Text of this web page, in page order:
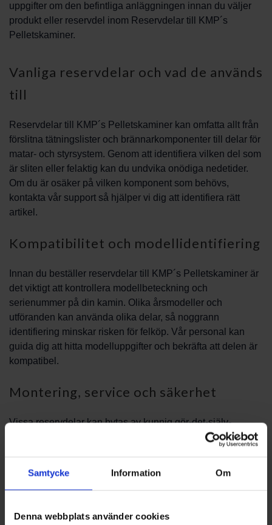
Samtycke Information Om
Denna webbplats använder cookies
uppgifter om den befintliga anläggningen innan du väljer
produkt eller reservdel inom Reservdelar till KMP´s
Pelletskaminer.
Vanliga reservdelar och vad de används
till
Reservdelar till KMP´s Pelletskaminer kan omfatta allt från
förslitna tätningslister och brännarkomponenter till delar för
matar- och styrsystem. Genom att identifiera vilken del som
är sliten eller felaktig kan du undvika onödiga nedetider.
Om du är osäker på vilken komponent som behövs,
kontakta vår support så hjälper vi dig att identifiera rätt
artikel.
Kompatibilitet och modellidentifiering
Innan du beställer reservdelar till KMP´s Pelletskaminer är
det viktigt att kontrollera modellbeteckning och
serienummer på din kamin. Olika årsmodeller och
utföranden kan använda olika delar, så noggrann
identifiering minskar risken för felköp. Vår personal kan
guida dig att hitta modelluppgifter och bekräfta att delen är
kompatibel.
Montering, service och säkerhet
Vissa reservdelar kan bytas av kunnig gör-det-själv-
personal, medan andra rekommenderas installeras av
installation eller service är lämplig. Vi uppmuntrar alltid till